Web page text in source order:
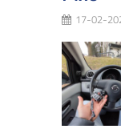
17-02-